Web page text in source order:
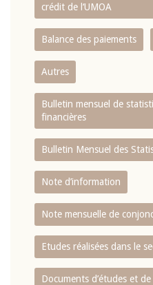
crédit de l‘UMOA
Balance des paiements
Autres
Bulletin mensuel de
financières
Bulletin Mensuel des
Note d’information
Note mensuelle de
Etudes réalisées dans le
Documents d’études et